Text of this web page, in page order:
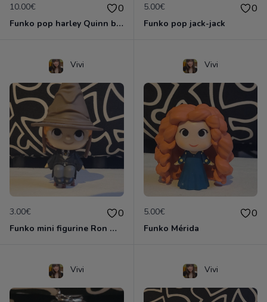
10.00€ 0
Funko pop harley Quinn bombshells
5.00€ 0
Funko pop jack-jack
Vivi
3.00€ 0
Funko mini figurine Ron weasley
Vivi
5.00€ 0
Funko Mérida
Vivi Vivi